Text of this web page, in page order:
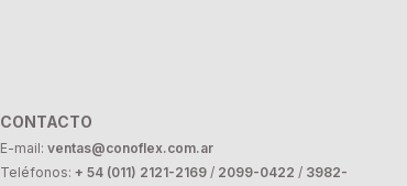
CONTACTO
E-mail: ventas@conoflex.com.ar
Teléfonos: + 54 (011) 2121-2169/ 2099-0422 / 3982-